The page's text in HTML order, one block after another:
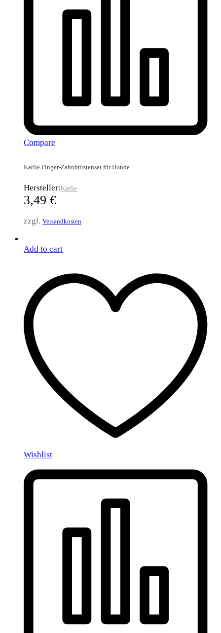
Compare
Karlie Finger-Zahnbürstenset für Hunde
Hersteller:Karlie
3,49 €
zzgl. Versandkosten
Add to cart
Wishlist